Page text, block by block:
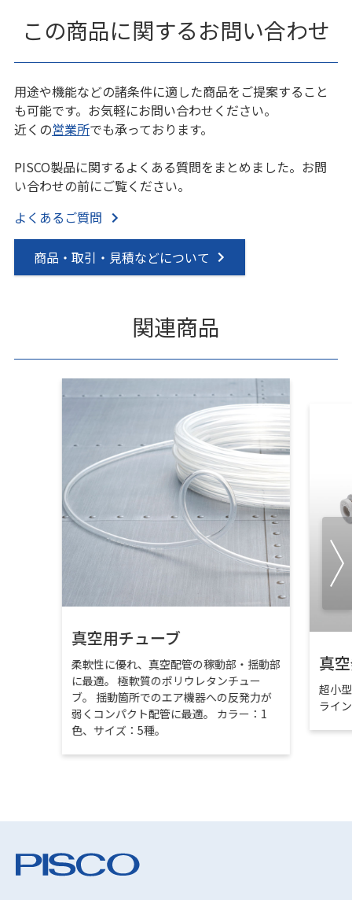
この商品に関するお問い合わせ
用途や機能などの諸条件に適した商品をご提案すること
も可能です。お気軽にお問い合わせください。
近くの営業所でも承っております。
PISCO製品に関するよくある質問をまとめました。お問
い合わせの前にご覧ください。
よくあるご質問
商品・取引・見積などについて
関連商品
真空用チューブ
柔軟性に優れ、真空配管の稼動部・揺動部
に最適。 極軟質のポリウレタンチュー
ブ。 揺動箇所でのエア機器への反発力が
弱くコンパクト配管に最適。 カラー：1
色、サイズ：5種。
真
超小
ライ